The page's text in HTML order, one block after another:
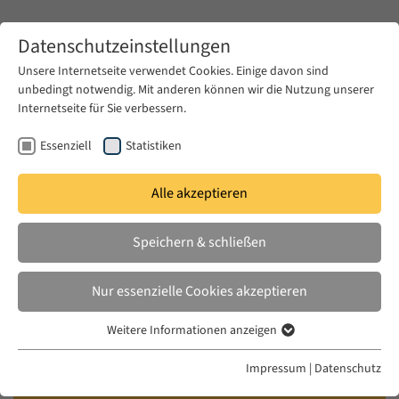
Zum Hauptinhalt springen
WEBER, STEFAN
Damascus: Ottoman Modernity
and Urban Transformation (1808-
1918)
Aarhus University Press, 2010
Datenschutzeinstellungen
Unsere Internetseite verwendet Cookies. Einige davon sind
unbedingt notwendig. Mit anderen können wir die Nutzung unserer
Internetseite für Sie verbessern.
Essenziell Statistiken
Alle akzeptieren
Speichern & schließen
Nur essenzielle Cookies akzeptieren
Essenzielle Cookies werden für grundlegende Funktionen der
Weitere Informationen anzeigen
Impressum | Datenschutz